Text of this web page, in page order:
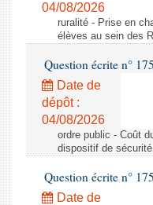
04/08/2026
ruralité - Prise en
élèves au sein des
Question écrite n°
Date de
dépôt :
04/08/2026
ordre public - Coût
dispositif de
Question écrite n°
Date de